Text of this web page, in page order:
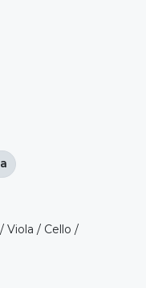
Viola / Cello /